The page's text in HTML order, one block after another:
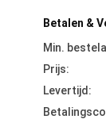
Betalen &
Min.
Prijs:
Levertijd: